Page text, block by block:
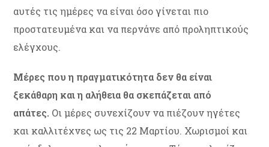
αυτές τις ημέρες να είναι όσο γίνεται πιο
προστατευμένα και να περνάνε από προληπτικούς
ελέγχους.
Μέρες που η πραγματικότητα δεν θα είναι
ξεκάθαρη και η αλήθεια θα σκεπάζεται από
απάτες. Οι μέρες συνεχίζουν να πιέζουν ηγέτες
και καλλιτέχνες ως τις 22 Μαρτίου. Χωρισμοί και